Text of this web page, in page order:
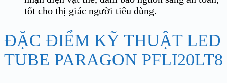
tốt cho thị giác người tiêu dùng.
ĐẶC ĐIỂM KỸ THUẬT LED
TUBE PARAGON PFLI20LT8